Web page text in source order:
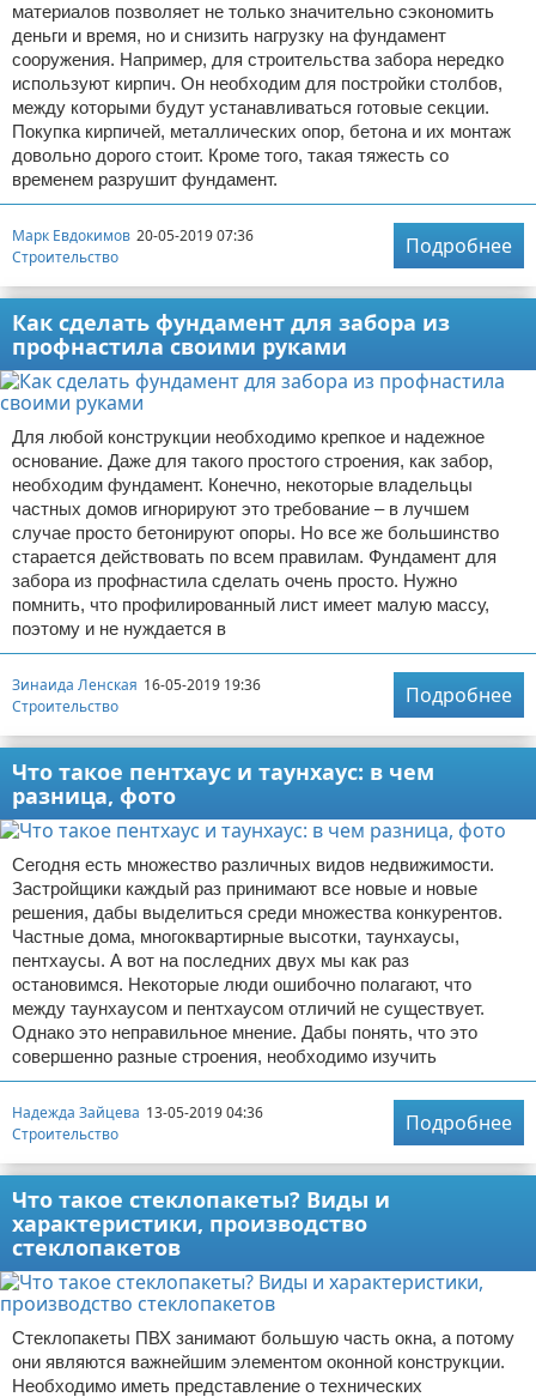
материалов позволяет не только значительно сэкономить
деньги и время, но и снизить нагрузку на фундамент
сооружения. Например, для строительства забора нередко
используют кирпич. Он необходим для постройки столбов,
между которыми будут устанавливаться готовые секции.
Покупка кирпичей, металлических опор, бетона и их монтаж
довольно дорого стоит. Кроме того, такая тяжесть со
временем разрушит фундамент.
Марк Евдокимов 20-05-2019 07:36
Строительство
Подробнее
Как сделать фундамент для забора из
профнастила своими руками
Для любой конструкции необходимо крепкое и надежное
основание. Даже для такого простого строения, как забор,
необходим фундамент. Конечно, некоторые владельцы
частных домов игнорируют это требование – в лучшем
случае просто бетонируют опоры. Но все же большинство
старается действовать по всем правилам. Фундамент для
забора из профнастила сделать очень просто. Нужно
помнить, что профилированный лист имеет малую массу,
поэтому и не нуждается в
Зинаида Ленская 16-05-2019 19:36
Строительство
Подробнее
Что такое пентхаус и таунхаус: в чем
разница, фото
Сегодня есть множество различных видов недвижимости.
Застройщики каждый раз принимают все новые и новые
решения, дабы выделиться среди множества конкурентов.
Частные дома, многоквартирные высотки, таунхаусы,
пентхаусы. А вот на последних двух мы как раз
остановимся. Некоторые люди ошибочно полагают, что
между таунхаусом и пентхаусом отличий не существует.
Однако это неправильное мнение. Дабы понять, что это
совершенно разные строения, необходимо изучить
Надежда Зайцева 13-05-2019 04:36
Строительство
Подробнее
Что такое стеклопакеты? Виды и
характеристики, производство
стеклопакетов
Стеклопакеты ПВХ занимают большую часть окна, а потому
они являются важнейшим элементом оконной конструкции.
Необходимо иметь представление о технических